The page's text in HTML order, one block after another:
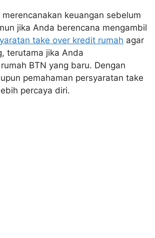
keuangan sebelum
jika Anda berencana mengambil
take over kredit rumah agar
terutama jika Anda
BTN yang baru. Dengan
pemahaman persyaratan take
percaya diri.